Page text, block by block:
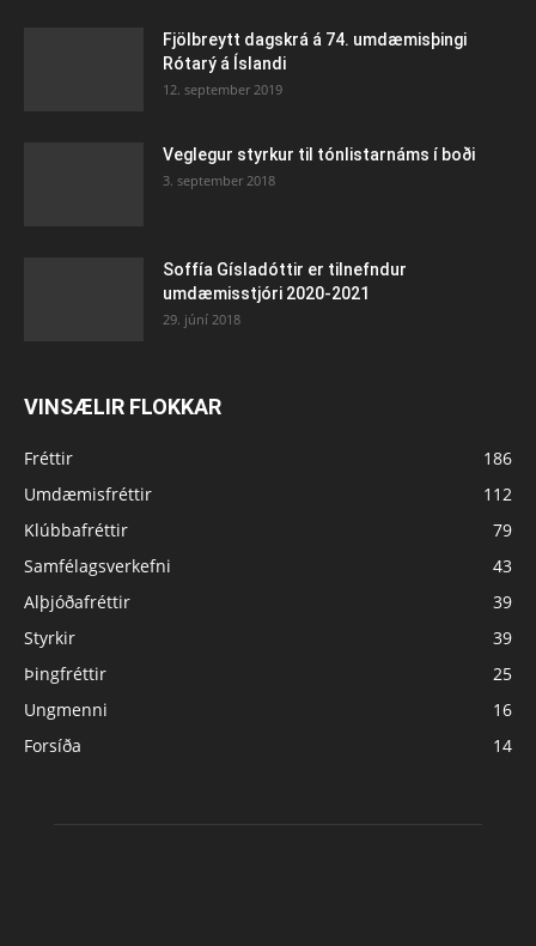
Fjölbreytt dagskrá á 74. umdæmisþingi
Rótarý á Íslandi
12. september 2019
Veglegur styrkur til tónlistarnáms í boði
3. september 2018
Soffía Gísladóttir er tilnefndur
umdæmisstjóri 2020-2021
29. júní 2018
VINSÆLIR FLOKKAR
Fréttir
186
Umdæmisfréttir
112
Klúbbafréttir
79
Samfélagsverkefni
43
Alþjóðafréttir
39
Styrkir
39
Þingfréttir
25
Ungmenni
16
Forsíða
14